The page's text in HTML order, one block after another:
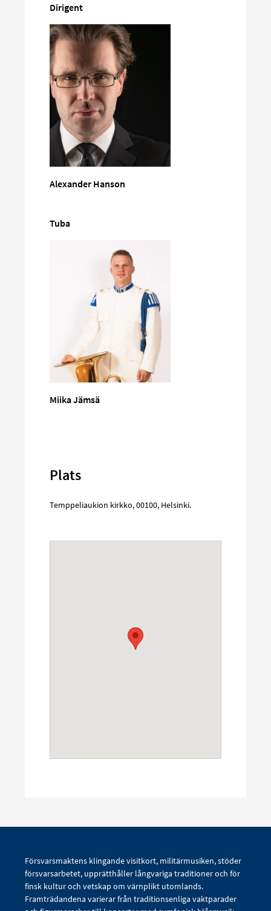
Dirigent
Alexander Hanson
Tuba
Miika Jämsä
Plats
Temppeliaukion kirkko,00100, Helsinki.
Försvarsmaktens klingande visitkort, militärmusiken, stöder
försvarsarbetet, upprätthåller långvariga traditioner och för
finsk kultur och vetskap om värnplikt utomlands.
Framträdandena varierar från traditionsenliga vaktparader